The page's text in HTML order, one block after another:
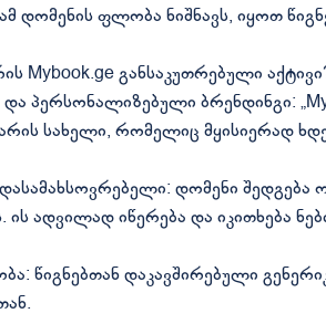
დომენის ფლობა ნიშნავს, იყოთ
Mybook.ge განსაკუთრებული
პერსონალიზებული ბრენდინგი:
არის სახელი, რომელიც მყისიერად
დომენი
ის ადვილად იწერება და იკითხება
წიგნებთან დაკავშირებული